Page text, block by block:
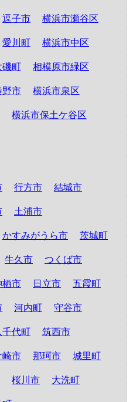
逗子市 横浜市瀬谷区
愛川町 横浜市中区
磯町 相模原市緑区
野市 横浜市泉区
横浜市保土ケ谷区
行方市 結城市
土浦市
かすみがうら市 茨城町
牛久市 つくば市
栖市 日立市 五霞町
河内町 守谷市
千代町 筑西市
崎市 那珂市 城里町
桜川市 大洗町